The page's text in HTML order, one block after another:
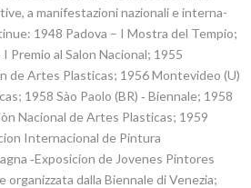
a manifestazioni nazionali e interna­
1948 Padova – I Mostra del Tempio;
Premio al Salon Nacional; 1955
de Artes Plasticas; 1956 Montevideo (U)
1958 Sào Paolo (BR) ‑ Biennale; 1958
Nacional de Artes Plasticas; 1959
Internacional de Pintura
‑Exposicion de Jovenes Pintores
dalla Biennale di Venezia;